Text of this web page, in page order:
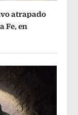
atrapado
Fe, en